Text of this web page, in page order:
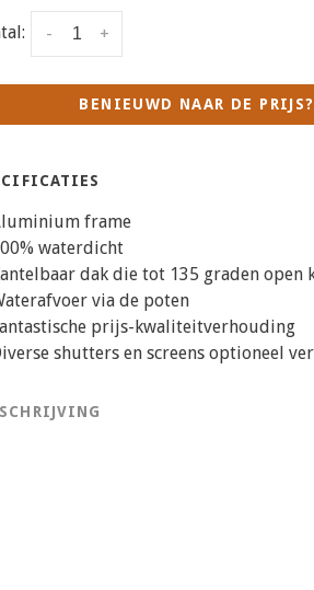
+
-
BENIEUWD NAAR DE
frame
waterdicht
dak die tot 135 graden open
via de poten
prijs-kwaliteitverhouding
shutters en screens optioneel